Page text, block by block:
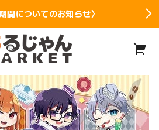
間についてのお知らせ〉